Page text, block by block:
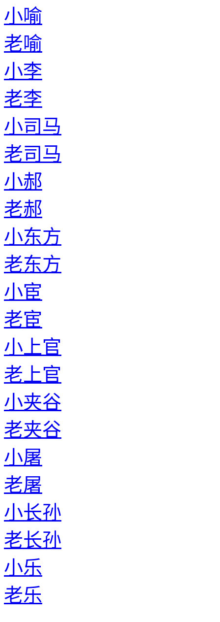
小喻
老喻
小李
老李
小司马
老司马
小郝
老郝
小东方
老东方
小宦
老宦
小上官
老上官
小夹谷
老夹谷
小屠
老屠
小长孙
老长孙
小乐
老乐